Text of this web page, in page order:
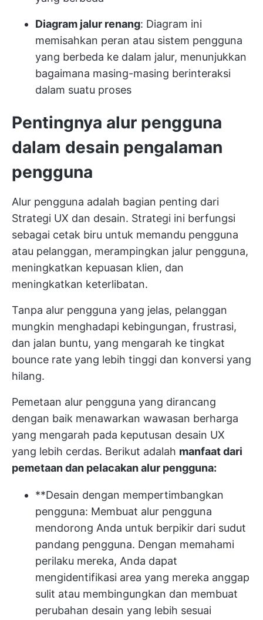
Diagram jalur renang: Diagram ini
memisahkan peran atau sistem pengguna
yang berbeda ke dalam jalur, menunjukkan
bagaimana masing-masing berinteraksi
dalam suatu proses
Pentingnya alur pengguna
dalam desain pengalaman
pengguna
Alur pengguna adalah bagian penting dari
Strategi UX dan desain. Strategi ini berfungsi
sebagai cetak biru untuk memandu pengguna
atau pelanggan, merampingkan jalur pengguna,
meningkatkan kepuasan klien, dan
meningkatkan keterlibatan.
Tanpa alur pengguna yang jelas, pelanggan
mungkin menghadapi kebingungan, frustrasi,
dan jalan buntu, yang mengarah ke tingkat
bounce rate yang lebih tinggi dan konversi yang
hilang.
Pemetaan alur pengguna yang dirancang
dengan baik menawarkan wawasan berharga
yang mengarah pada keputusan desain UX
yang lebih cerdas. Berikut adalah manfaat dari
pemetaan dan pelacakan alur pengguna:
**Desain dengan mempertimbangkan
pengguna: Membuat alur pengguna
mendorong Anda untuk berpikir dari sudut
pandang pengguna. Dengan memahami
perilaku mereka, Anda dapat
mengidentifikasi area yang mereka anggap
sulit atau membingungkan dan membuat
perubahan desain yang lebih sesuai